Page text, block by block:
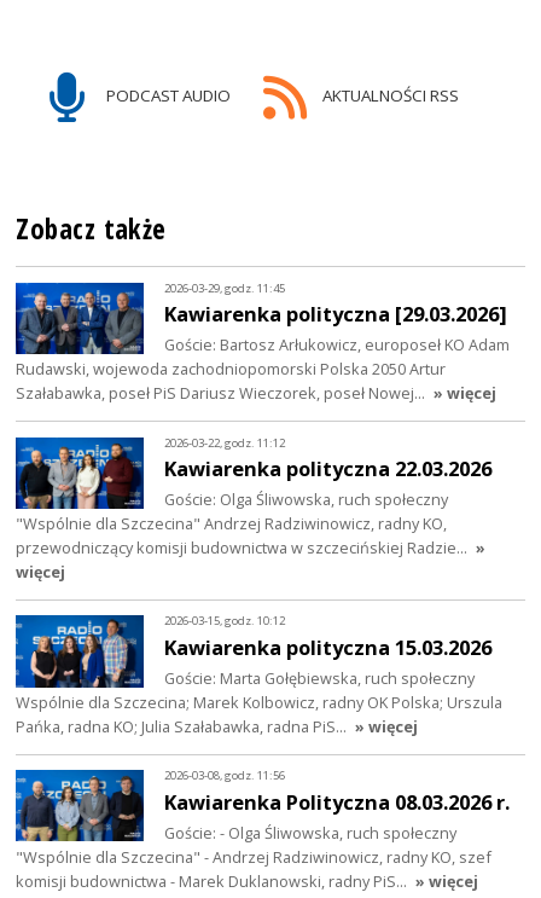
PODCAST AUDIO AKTUALNOŚCI RSS
Zobacz także
2026-03-29, godz. 11:45
Kawiarenka polityczna [29.03.2026]
Goście: Bartosz Arłukowicz, europoseł KO Adam
Rudawski, wojewoda zachodniopomorski Polska 2050 Artur
Szałabawka, poseł PiS Dariusz Wieczorek, poseł Nowej… » więcej
2026-03-22, godz. 11:12
Kawiarenka polityczna 22.03.2026
Goście: Olga Śliwowska, ruch społeczny
"Wspólnie dla Szczecina" Andrzej Radziwinowicz, radny KO,
przewodniczący komisji budownictwa w szczecińskiej Radzie… »
więcej
2026-03-15, godz. 10:12
Kawiarenka polityczna 15.03.2026
Goście: Marta Gołębiewska, ruch społeczny
Wspólnie dla Szczecina; Marek Kolbowicz, radny OK Polska; Urszula
Pańka, radna KO; Julia Szałabawka, radna PiS… » więcej
2026-03-08, godz. 11:56
Kawiarenka Polityczna 08.03.2026 r.
Goście: - Olga Śliwowska, ruch społeczny
"Wspólnie dla Szczecina" - Andrzej Radziwinowicz, radny KO, szef
komisji budownictwa - Marek Duklanowski, radny PiS… » więcej